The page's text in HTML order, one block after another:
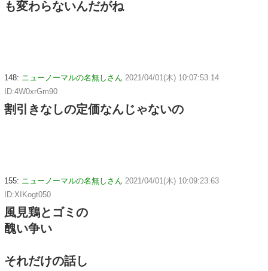
も変わらないんだがね
148: ニューノーマルの名無しさん 2021/04/01(木) 10:07:53.14
ID:4W0xrGm90
割引きなしの定価なんじゃないの
155: ニューノーマルの名無しさん 2021/04/01(木) 10:09:23.63
ID:XIKogt050
風見鶏とゴミの
醜い争い
それだけの話し